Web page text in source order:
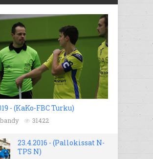
- (KaKo-FBC Turku)
31422
23.4.2016 - (Pallokissat N-
TPS N)